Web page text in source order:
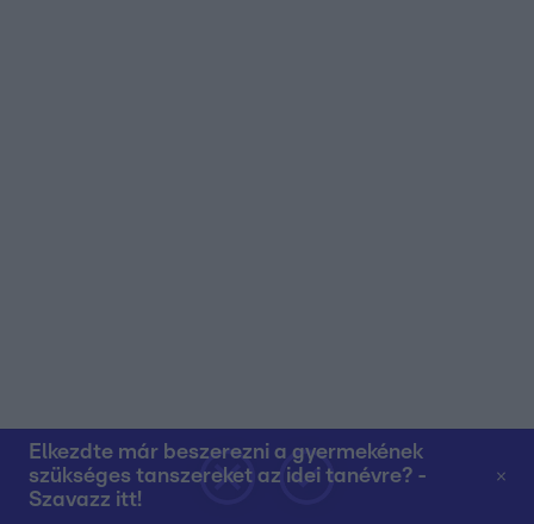
Elkezdte már beszerezni a gyermekének
szükséges tanszereket az idei tanévre? -
Szavazz itt!